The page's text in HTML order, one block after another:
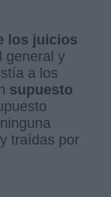
los juicios
general y
a los
supuesto
traídas por